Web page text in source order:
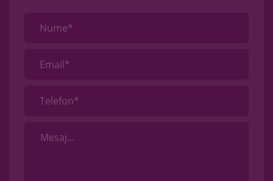
Nume*
Email*
Telefon*